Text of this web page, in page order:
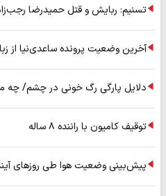
تسنیم: ربایش و قتل حمیدرضا
آخرین وضعیت پرونده ساعدی‌نیا از
دلایل پارگی رگ خونی در چشم/ چه
توقیف کامیون با راننده ۸ ساله
پیش‌بینی وضعیت هوا طی روزهای